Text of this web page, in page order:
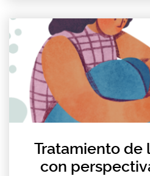
Tratamiento de
con